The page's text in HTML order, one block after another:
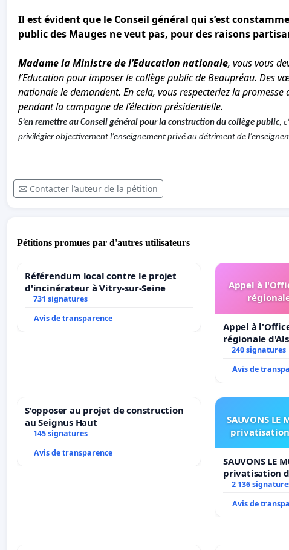
Il est évident que le Conseil général qui s’est
public des Mauges ne veut pas, pour des raisons
Madame la Ministre de l’Education nationale, vous vous
l’Education pour imposer le collège public de Beaupréau. Des
nationale le demandent. En cela, vous respecteriez la
pendant la campagne de l’élection présidentielle.
S’en remettre au Conseil général pour la construction du collège public,
privilégier objectivement l’enseignement privé au détriment de
Contacter l’auteur de la pétition
Pétitions promues par d'autres utilisateurs
Référendum local contre le projet
d'incinérateur à Vitry-sur-Seine
731 signatures
Avis de transparence
Appel à
Appel à
régionale
240 signatures
Avis de
S'opposer au projet de construction
au Seignus Haut
145 signatures
Avis de transparence
SAUVONS LE
SAUVONS LE
privatisation
2 136
Avis de